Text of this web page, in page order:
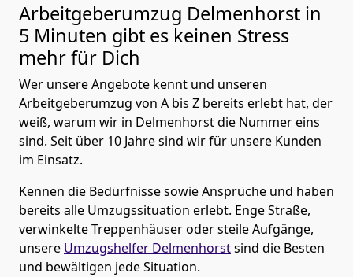
Arbeitgeberumzug Delmenhorst in
5 Minuten gibt es keinen Stress
mehr für Dich
Wer unsere Angebote kennt und unseren
Arbeitgeberumzug von A bis Z bereits erlebt hat, der
weiß, warum wir in Delmenhorst die Nummer eins
sind. Seit über 10 Jahre sind wir für unsere Kunden
im Einsatz.
Kennen die Bedürfnisse sowie Ansprüche und haben
bereits alle Umzugssituation erlebt. Enge Straße,
verwinkelte Treppenhäuser oder steile Aufgänge,
unsere Umzugshelfer Delmenhorstsind die Besten
und bewältigen jede Situation.